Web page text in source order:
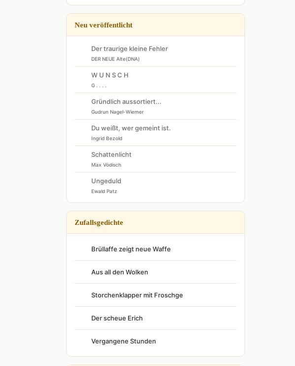
Neu veröffentlicht
Der traurige kleine Fehler
DER NEUE Alte(DNA)
W U N S C H
G . . . .
Gründlich aussortiert...
Gudrun Nagel-Wiemer
Du weißt, wer gemeint ist.
Ingrid Bezold
Schattenlicht
Max Vödisch
Ungeduld
Ewald Patz
Zufallsgedichte
Brüllaffe zeigt neue Waffe
Aus all den Wolken
Storchenklapper mit Froschge
Der scheue Erich
Vergangene Stunden